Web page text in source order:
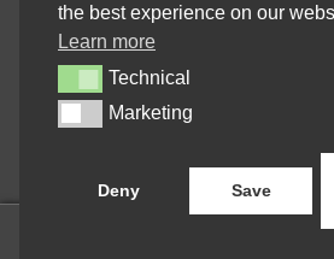
Pirelli City Demon –
Alltag
Metzeler Perfect ME77 –
Straßenperformance
the best experience on our
Learn more
TechnicalTechnical
MarketingMarketing
Deny Save